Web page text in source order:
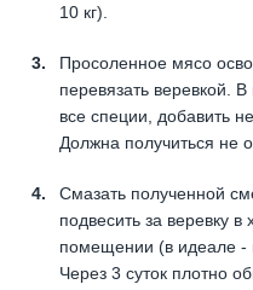
10 кг).
Просоленное мясо
перевязать веревкой.
все специи, добавить
Должна получиться не
Смазать полученной
подвесить за веревку
помещении (в идеале -
Через 3 суток плотно